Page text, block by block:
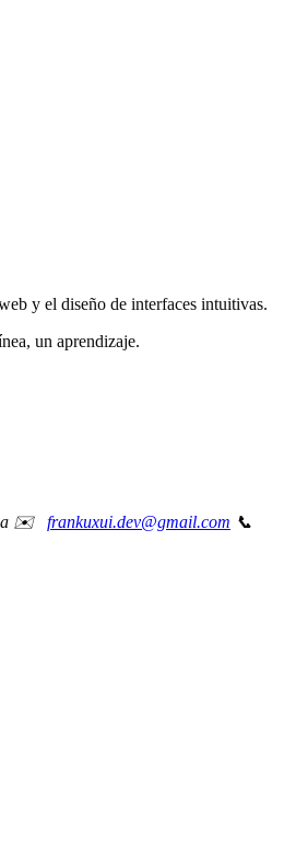
y el diseño de interfaces intuitivas.
un aprendizaje.
✉️ frankuxui.dev@gmail.com 📞